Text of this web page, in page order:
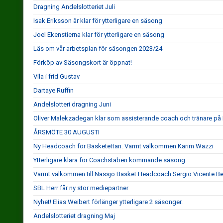
Dragning Andelslotteriet Juli
Isak Eriksson är klar för ytterligare en säsong
Joel Ekenstierna klar för ytterligare en säsong
Läs om vår arbetsplan för säsongen 2023/24
Förköp av Säsongskort är öppnat!
Vila i frid Gustav
Dartaye Ruffin
Andelslotteri dragning Juni
Oliver Malekzadegan klar som assisterande coach och tränare på
ÅRSMÖTE 30 AUGUSTI
Ny Headcoach för Basketettan. Varmt välkommen Karim Wazzi
Ytterligare klara för Coachstaben kommande säsong
Varmt välkommen till Nässjö Basket Headcoach Sergio Vicente
SBL Herr får ny stor mediepartner
Nyhet! Elias Weibert förlänger ytterligare 2 säsonger.
Andelslotteriet dragning Maj